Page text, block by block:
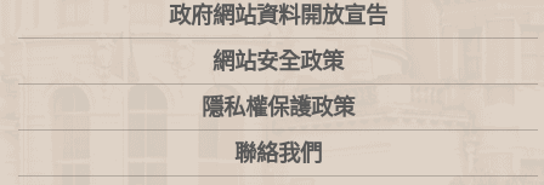
政府網站資料開放宣告
網站安全政策
隱私權保護政策
聯絡我們